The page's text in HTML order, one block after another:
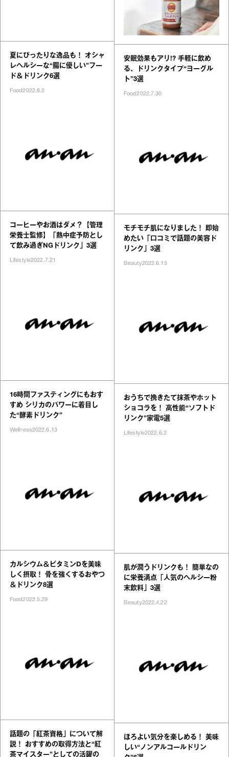
夏にぴったりな逸品も！ オシャ
レヘルシーな“腸に優しい”フー
ド＆ドリンク6選
Food2022.8.2
コーヒーやお酒はダメ？【管理
栄養士監修】「熱中症予防とし
て飲み過ぎNGドリンク」3選
Lifestyle2022.7.21
16時間ファスティングにもおす
すめ シリカのパワーに着目し
た“酵素ドリンク”
Wellness2022.6.13
カルシウム＆ビタミンDを美味
しく摂取！ 骨を強くするおやつ
＆ドリンク8選
Food2022.5.29
話題の「紅茶資格」について解
説！ おすすめの取得方法と“紅
茶マイスター”としての活躍の
安眠効果もアリ!? 手軽に飲め
る、ドリンクタイプ“ヨーグル
ト”3選
Food2022.7.30
モチモチ肌になりました！ 即始
めたい「口コミで話題の美容ド
リンク」3選
Beauty2022.6.15
おうちで挽きたて抹茶やホット
ショコラを！ 高性能“ソフトド
リンク”家電5選
Lifestyle2022.6.2
肌が潤うドリンクも！ 簡単なの
に栄養満点「人気のヘルシー粉
末飲料」3選
Beauty2022.4.22
ほろよい気分を楽しめる！ 美味
しい“ノンアルコールドリン